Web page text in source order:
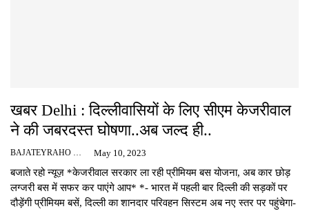
खबर Delhi : दिल्लीवासियों के लिए सीएम केजरीवाल
ने की जबरदस्त घोषणा..अब जल्द ही..
May 10, 2023
बजाते रहो न्यूज़ *केजरीवाल सरकार ला रही प्रीमियम बस योजना, अब कार छोड़
लग्जरी बस में सफर कर पाएंगे आप* *- भारत में पहली बार दिल्ली की सड़कों पर
दौड़ेंगी प्रीमियम बसें, दिल्ली का शानदार परिवहन सिस्टम अब नए स्तर पर पहुंचेगा-